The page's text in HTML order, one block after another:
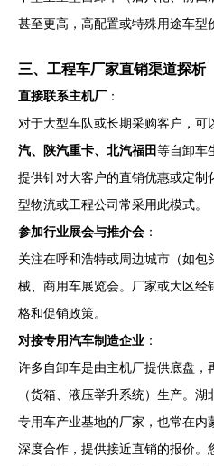
甚至更高，高配置或特殊用途车型
三、工程车厂家直销渠道探析
直接联系主机厂 ：
对于大型车队或长期采购客户，可
汽、陕汽重卡、北汽福田等自卸车
提供针对大客户的直销优惠或定
型物流或工程公司常采用此模式。
参加行业展会与推介会 ：
关注在呼和浩特或周边城市（如
械、商用车展览会。厂家或大区
格和促销政策。
对接专用汽车制造企业 ：
许多自卸车是由主机厂提供底盘，
（货箱、液压举升系统）生产。
专用车产业基地的厂家，也常在
深度合作，提供接近直销的报价。